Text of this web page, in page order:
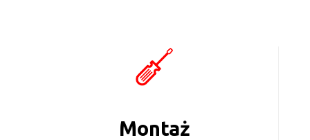
Montaż